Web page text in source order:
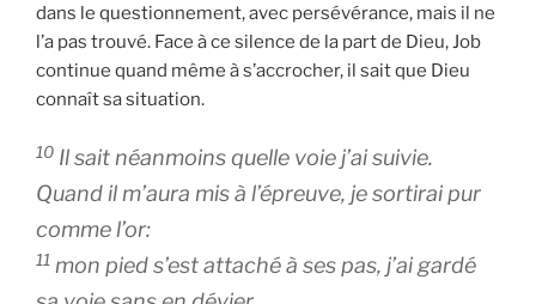
dans le questionnement, avec persévérance, mais il ne
l’a pas trouvé. Face à ce silence de la part de Dieu, Job
continue quand même à s’accrocher, il sait que Dieu
connaît sa situation.
10 Il sait néanmoins quelle voie j’ai suivie.
Quand il m’aura mis à l’épreuve, je sortirai pur
comme l’or:
11 mon pied s’est attaché à ses pas, j’ai gardé